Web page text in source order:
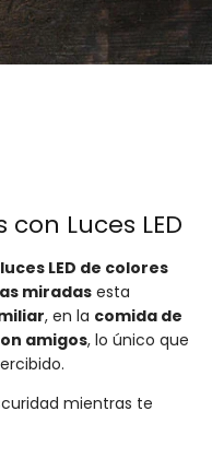
Luces LED
LED de colores
miradas esta
, en la comida de
amigos, lo único que
mientras te